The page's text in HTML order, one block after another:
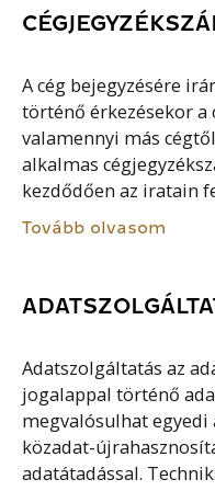
A cég bejegyzésére
történő érkezésekor a
valamennyi más
alkalmas
kezdődően az iratain
Tovább olvasom
Adatszolgáltatás az
jogalappal történő
megvalósulhat egyedi
közadat-
adatátadással.